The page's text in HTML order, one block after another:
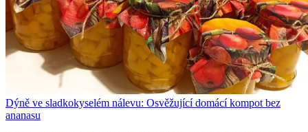
Dýně ve sladkokyselém nálevu: Osvěžující domácí kompot bez
ananasu